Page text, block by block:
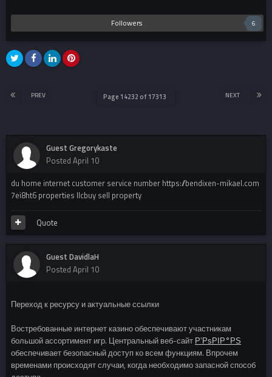
Followers 6
PREV NEXT
Page 14232 of 17313
Guest Gregorykaste
Posted April 10
du home internet customer service number https://bendixen-mikael.com
7ei8ht6 properties llcbuy sell property
Quote
Guest DavidlaH
Posted April 10
Переход к ресурсу и актуальные ссылки
Востребованные интернет казино обеспечивают участникам
большой ассортимент игр. Центральный веб-сайт Р’РѕРІР°РЅ
обеспечивает безопасный доступ ко всем функциям. Впрочем
временами происходят случаи, когда необходимо запасной способ